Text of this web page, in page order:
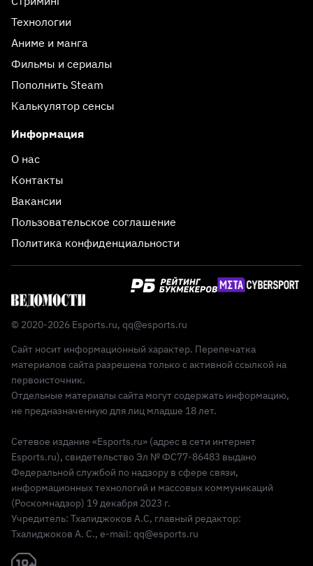
Реклама 18+
Технологии
Аниме и манга
Фильмы и сериалы
Пополнить Steam
Калькулятор сенсы
Информация
О нас
Контакты
Вакансии
Пользовательское соглашение
Политика конфиденциальности
© 2020-2026 Esports.ru, qq@esports.ru
Сайт носит информационный характер. Перепечатка
материалов сайта разрешена только с активной ссылкой на
первоисточник.
Отдельные материалы сайта могут содержать информацию,
не предназначенную для лиц младше 18 лет.
Сетевое издание «Esports.ru» (адрес в сети интернет
Esports.ru), свидетельство Эл № ФС77-86483 выдано
Федеральной службой по надзору в сфере связи,
информационных технологий и массовых коммуникаций
(Роскомнадзор) 19 декабря 2023 г.
Учредитель: Тхалиджоков А.С, главный редактор:
Тхалиджоков А. С., e-mail: qq@esports.ru